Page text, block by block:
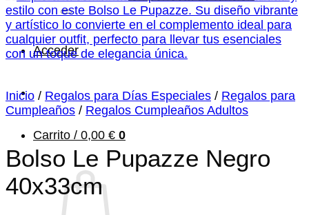
Acceder
Carrito / 0,00 € 0
Inicio / Regalos para Días Especiales / Regalos para
Cumpleaños / Regalos Cumpleaños Adultos
Bolso Le Pupazze Negro
40x33cm